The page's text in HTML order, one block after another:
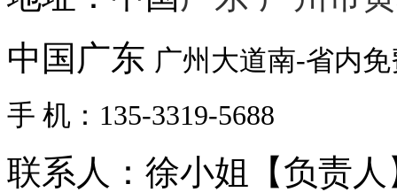
中国广东 广州大道南-省内
手 机：135-3319-5688
联系人：徐小姐【负责人